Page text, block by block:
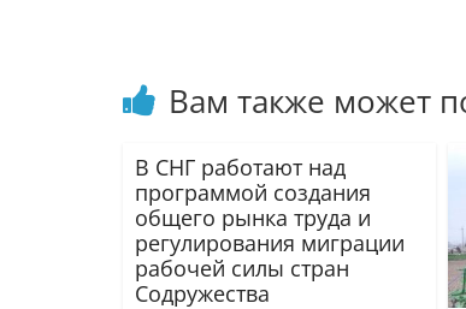
Вам также может
В СНГ работают над
программой создания
общего рынка труда и
регулирования миграции
рабочей силы стран
Содружества